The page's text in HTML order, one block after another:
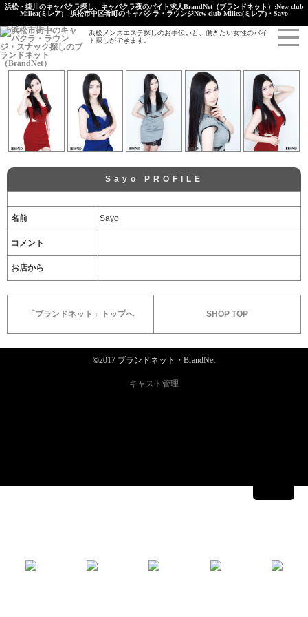
浜松・掛川のキャバクラ探し、キャバクラ夜のバイト求人BrandNet（ブランドネット）:New club
Millea(ミレア) 浜松市中区肴町のキャバクラ・ラウンジNew club Millea(ミレア)・Sayo
浜松メンズエステ探しのお手伝いと、働きたい女性のバイ
ト探しができます。
Sayo PROFILE
名前 Sayo
コメント
お店から
「ブランドネット」トップへ SHOP TOP
©2017 ブランドネット・BrandNet
キャスト管理